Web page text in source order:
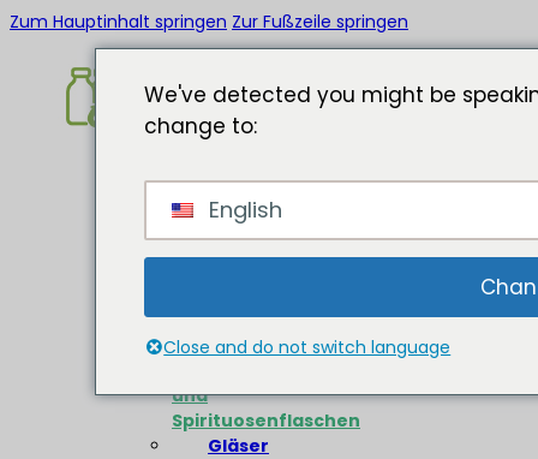
Zum Hauptinhalt springen Zur Fußzeile springen
Startseite
Glasflaschen
Bierflaschen
Olivenölflaschen
und
Spirituosenflaschen
Gläser
We've detected you might be
change to:
English
Close and do not switch language